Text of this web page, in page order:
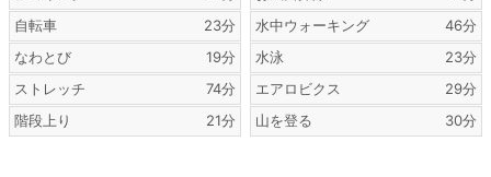
自転車
23分
なわとび
19分
ストレッチ
74分
階段上り
21分
水中ウォーキング
46分
水泳
23分
エアロビクス
29分
山を登る
30分